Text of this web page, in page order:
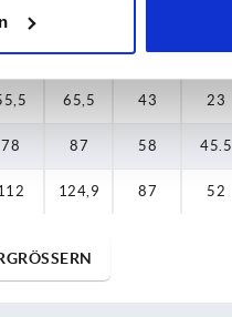
65,5 43 23
65,5 43 23
78 87 58 45.5
124,9 87 52